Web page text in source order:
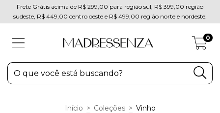
Frete Grátis acima de R$ 299,00 para região sul, R$ 399,00 região
sudeste, R$ 449,00 centro oeste e R$ 499,00 região norte e nordeste.
0
Início > Coleções > Vinho